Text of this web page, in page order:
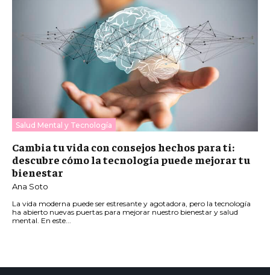
Salud Mental y Tecnología
Cambia tu vida con consejos hechos para ti:
descubre cómo la tecnología puede mejorar tu
bienestar
Ana Soto
La vida moderna puede ser estresante y agotadora, pero la tecnología
ha abierto nuevas puertas para mejorar nuestro bienestar y salud
mental. En este...